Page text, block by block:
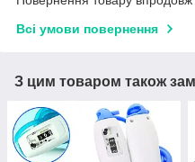
Всі умови повернення
З цим товаром також